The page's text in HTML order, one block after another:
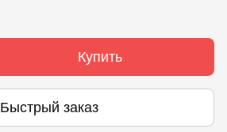
Купить
Быстрый заказ